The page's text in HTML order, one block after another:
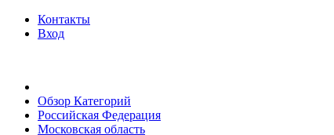
Контакты
Вход
Обзор Категорий
Российская Федерация
Московская область